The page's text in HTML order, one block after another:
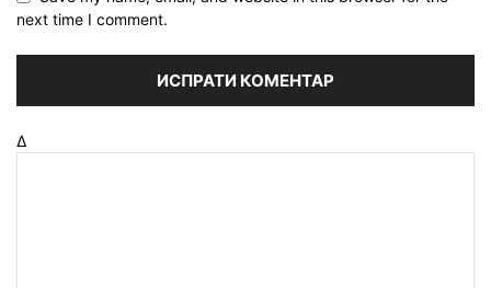
next time I comment.
Δ